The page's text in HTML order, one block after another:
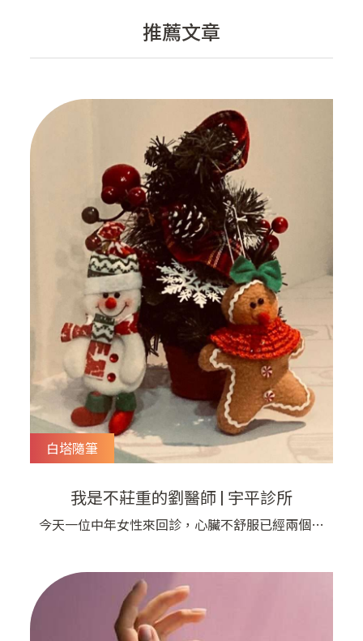
推薦文章
白塔隨筆
我是不莊重的劉醫師 | 宇平診所
今天一位中年女性來回診，心臟不舒服已經兩個月
她來看「西醫」的心臟科醫師。 因為上次已經檢
查過心電圖，顯示心臟有缺氧反應，安排驗血的一
般肝腎功能都正常，也沒有內分泌失調的情況，因
此初步判定是心臟的問題。 所以我就詢問患者是